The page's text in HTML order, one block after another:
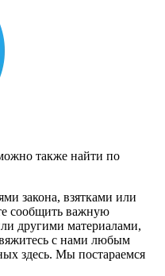
также найти по
закона, взятками или
сообщить важную
другими материалами,
с нами любым
здесь. Мы постараемся